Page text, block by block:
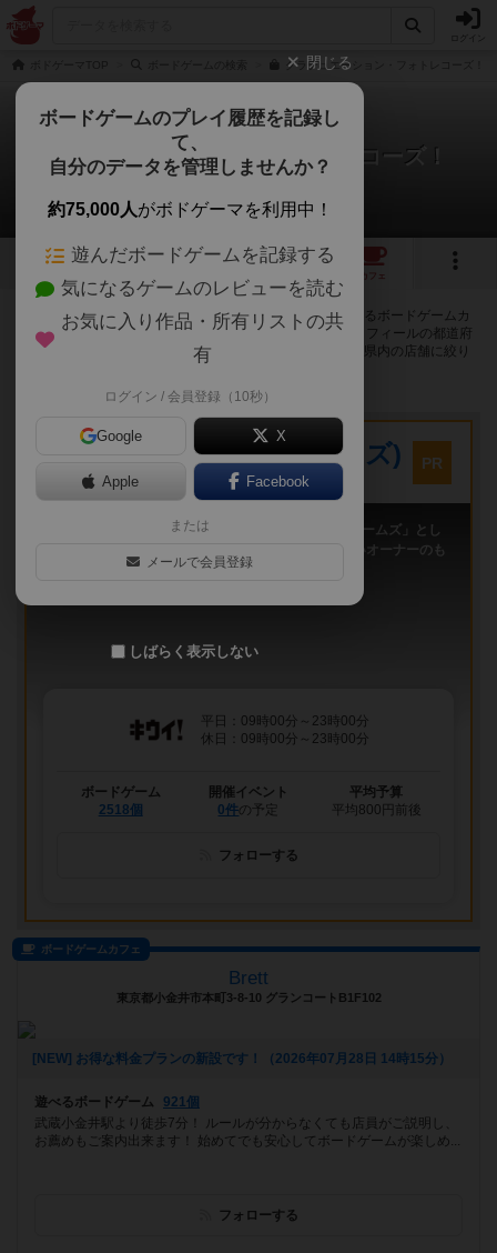
ログイン
グラデュエーション・フォトレコーズ！
グラデュエーション・フォトレコーズ！
10店のカフェ/スペースが提供中
11 6
カフェ
グラデュエーション・フォトレコーズ！で遊ぶことができるボードゲームカ
フェ・プレイスペースが10店登録されています。公開プロフィールの都道府
県が設定されたアカウントでログインすると、同じ都道府県内の店舗に絞り
キウイ！(旧:キウイゲームズ)
大阪府大阪市中央区森ノ宮中央2-8-2 永田中央ビル2階
PR
「キウイ！」は、2011年9月大阪日本橋で「キウイゲームズ」とし
てスタートしたボードゲームカフェです。 今は新しいオーナーのも
平日：09時00分～23時00分
休日：09時00分～23時00分
ボードゲーム
2518個
開催イベント
0件の予定
平均予算
平均800円前後
フォローする
ボードゲームカフェ
Brett
東京都小金井市本町3-8-10 グランコートB1F102
[NEW] お得な料金プランの新設です！（2026年07月28日 14時15分）
遊べるボードゲーム
921個
武蔵小金井駅より徒歩7分！ ルールが分からなくても店員がご説明し、
お薦めもご案内出来ます！ 始めてでも安心してボードゲームが楽しめ...
フォローする
閉じる
ボードゲームのプレイ履歴を記録し
て、
自分のデータを管理しませんか？
約75,000人がボドゲーマを利用中！
遊んだボードゲームを記録する
気になるゲームのレビューを読む
お気に入り作品・所有リストの共
有
ログイン / 会員登録（10秒）
Google X
Apple Facebook
または
メールで会員登録
しばらく表示しない